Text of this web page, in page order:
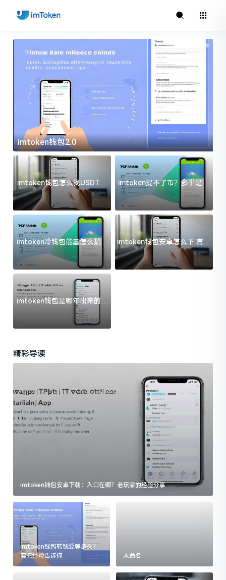
imtoken钱包2.0
imtoken钱包怎么找USDT地
址？三步搞定不踩坑
imtoken提不了币？多半是这
几件事没处理好
imtoken冷钱包能量怎么搞？
过来人告诉你门道
imtoken钱包安卓怎么下 官方
渠道避坑指南
imtoken钱包是哪年出来的？
一文给你说清楚
精彩导读
imtoken钱包安卓下载：入口在哪？老玩家的经验分享
imtoken钱包转钱要等多久？
实际经验告诉你
未命名